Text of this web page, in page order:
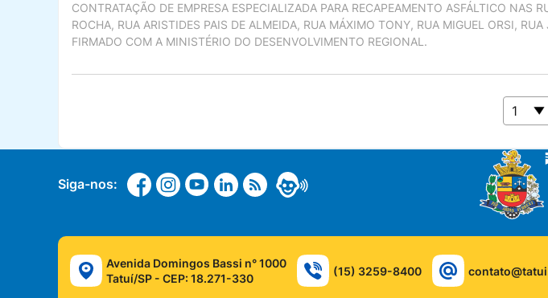
CONTRATAÇÃO DE EMPRESA ESPECIALIZADA PARA RECAPEAMENTO ASFÁLTICO
ROCHA, RUA ARISTIDES PAIS DE ALMEIDA, RUA MÁXIMO TONY, RUA MIGUEL ORSI,
FIRMADO COM A MINISTÉRIO DO DESENVOLVIMENTO REGIONAL.
Siga-nos:
Avenida Domingos Bassi n° 1000
Tatuí/SP - CEP: 18.271-330
(15) 3259-8400